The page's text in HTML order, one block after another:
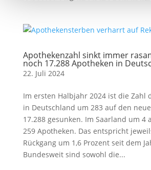
Apothekenzahl sinkt immer
noch 17.288 Apotheken in
22. Juli 2024
Im ersten Halbjahr 2024 ist die Zahl
in Deutschland um 283 auf den
17.288 gesunken. Im Saarland um 4
259 Apotheken. Das entspricht
Rückgang um 1,6 Prozent seit dem
Bundesweit sind sowohl die...